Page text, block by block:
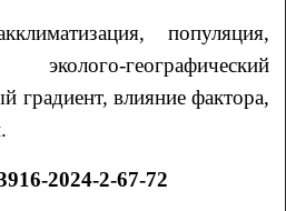
популяция,
географический
градиент, влияние фактора,
2024-2-67-72